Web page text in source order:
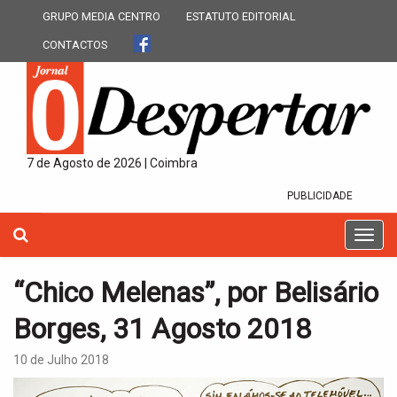
GRUPO MEDIA CENTRO ESTATUTO EDITORIAL
CONTACTOS
7 de Agosto de 2026 | Coimbra
PUBLICIDADE
T
o
g
v
“Chico Melenas”, por Belisário
Borges, 31 Agosto 2018
10 de Julho 2018